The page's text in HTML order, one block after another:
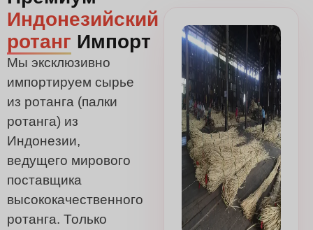
Индонезийский
ротанг Импорт
Мы эксклюзивно
импортируем сырье
из ротанга (палки
ротанга) из
Индонезии,
ведущего мирового
поставщика
высококачественного
ротанга. Только